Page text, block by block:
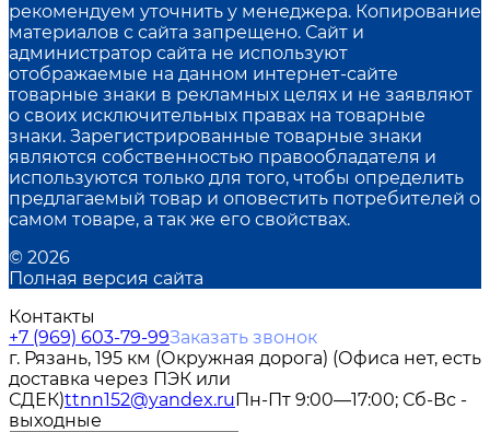
рекомендуем уточнить у менеджера. Копирование
материалов с сайта запрещено. Сайт и
администратор сайта не используют
отображаемые на данном интернет-сайте
товарные знаки в рекламных целях и не заявляют
о своих исключительных правах на товарные
знаки. Зарегистрированные товарные знаки
являются собственностью правообладателя и
используются только для того, чтобы определить
предлагаемый товар и оповестить потребителей о
самом товаре, а так же его свойствах.
© 2026
Полная версия сайта
Контакты
+7 (969) 603-79-99Заказать звонок
г. Рязань, 195 км (Окружная дорога) (Офиса нет, есть
доставка через ПЭК или
СДЕК)ttnn152@yandex.ruПн-Пт 9:00—17:00; Сб-Вс -
выходные